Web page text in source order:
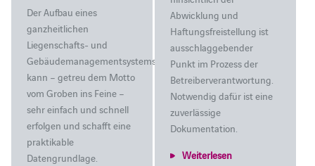
Der Aufbau eines
ganzheitlichen
Liegenschafts- und
Gebäudemanagementsystems
kann – getreu dem Motto
vom Groben ins Feine –
sehr einfach und schnell
erfolgen und schafft eine
praktikable
Datengrundlage.
Abwicklung und
Haftungsfreistellung ist
ausschlaggebender
Punkt im Prozess der
Betreiberverantwortung.
Notwendig dafür ist eine
zuverlässige
Dokumentation.
Weiterlesen